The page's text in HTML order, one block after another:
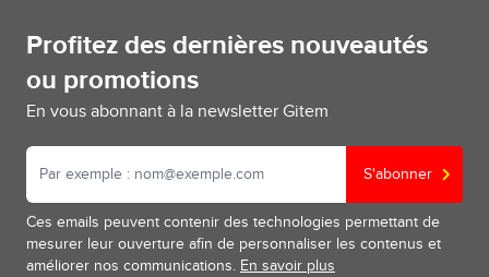
Profitez des dernières nouveautés
ou promotions
En vous abonnant à la newsletter Gitem
S'abonner
Ces emails peuvent contenir des technologies permettant de
mesurer leur ouverture afin de personnaliser les contenus et
améliorer nos communications. En savoir plus